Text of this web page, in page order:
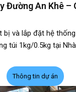
Đường An Khê –
bị và lắp đặt hệ
túi 1kg/0.5kg tại
Thông tin dự án